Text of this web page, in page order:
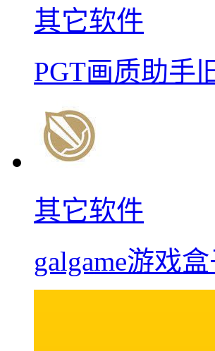
其它软件
PGT画质助手
其它软件
galgame游戏